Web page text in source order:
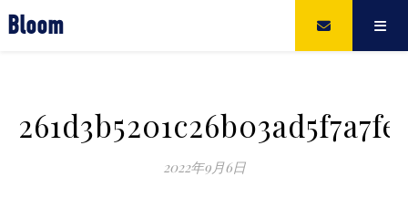
Bloom
2022年9月6日